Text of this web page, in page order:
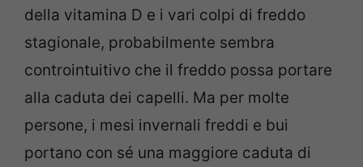
della vitamina D e i vari colpi di freddo
stagionale, probabilmente sembra
controintuitivo che il freddo possa portare
alla caduta dei capelli. Ma per molte
persone, i mesi invernali freddi e bui
portano con sé una maggiore caduta di